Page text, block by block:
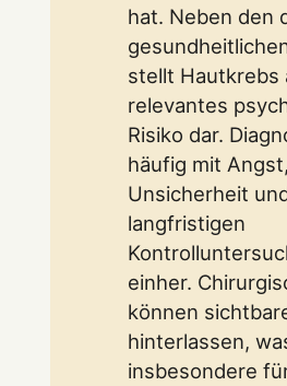
hat. Neben den
stellt Hautkrebs
relevantes
Risiko dar.
häufig mit Angst,
Unsicherheit
langfristigen
einher.
können
hinterlassen,
insbesondere